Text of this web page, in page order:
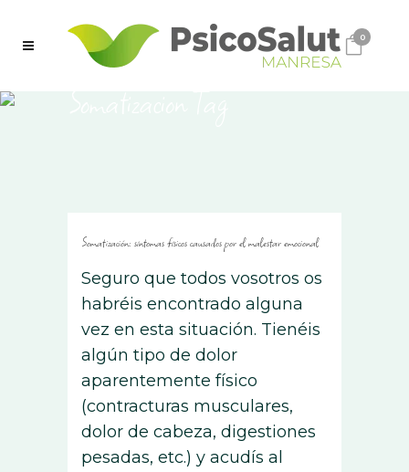
0
Somatización: síntomas físicos causados ​​por el malestar emocional
Seguro que todos vosotros os
habréis encontrado alguna
vez en esta situación. Tienéis
algún tipo de dolor
aparentemente físico
(contracturas musculares,
dolor de cabeza, digestiones
pesadas, etc.) y acudís al